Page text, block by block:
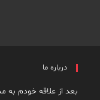
درباره ما
بعد از علاقه خودم